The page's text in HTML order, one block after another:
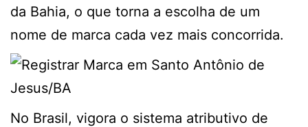
da Bahia, o que torna a escolha de um
nome de marca cada vez mais concorrida.
No Brasil, vigora o sistema atributivo de